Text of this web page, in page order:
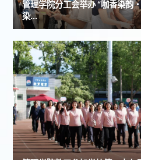
管理学院分工会举办 “咖香染韵
染...